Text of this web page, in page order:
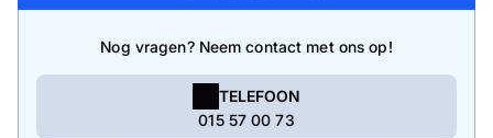
Nog vragen? Neem contact met ons op!
TELEFOON
015 57 00 73